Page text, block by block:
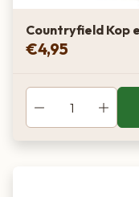
Countryfield Kop
€4,95